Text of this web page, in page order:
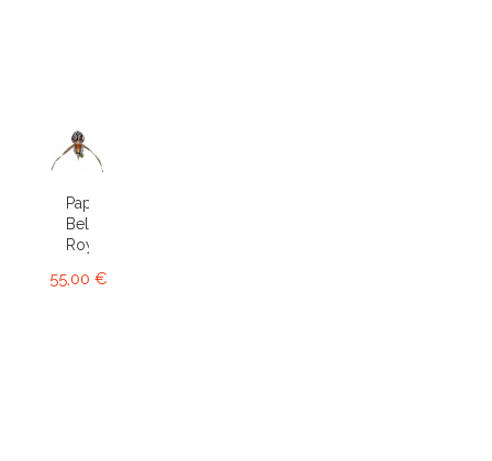
Paphiopedilum
Bel
Royal
55,00 €